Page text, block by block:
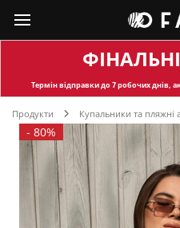
Термін відправкидо 7 робочих днів,
Продукти Купальники та пляжні
- 80%